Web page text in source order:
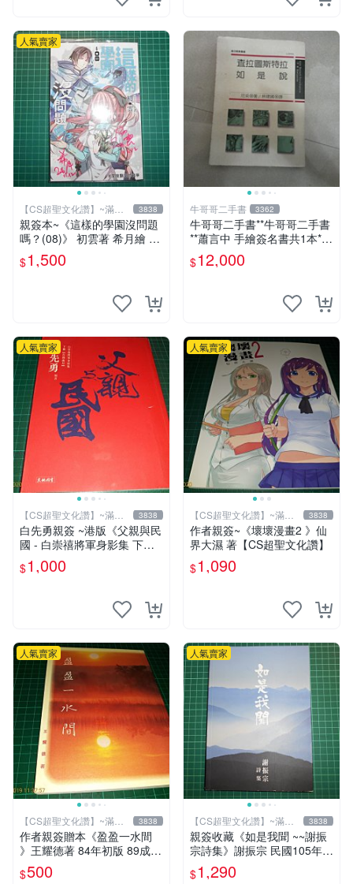
人氣賣家
【CS超聖文化讚】~滿千
元送運
3838
親簽本~《這樣的學園沒問題
嗎？(08)》 初雲著 希月繪 飛
燕文創 書況新【CS超聖文化
2讚】
$1,500
牛哥哥二手書 3362
牛哥哥二手書**牛哥哥二手書
**蕭言中 手繪簽名書共1本*查
拉圖斯特拉如是說 尼采著19
89遠流一板共1本
$12,000
人氣賣家
【CS超聖文化讚】~滿千
元送運
3838
白先勇親簽 ~港版《父親與民
國 - 白崇禧將軍身影集 下
冊》白先勇編 天地出版 2012
年初版 .香港【CS超聖文化
$1,000
人氣賣家
【CS超聖文化讚】~滿千
元送運
3838
作者親簽~《壞壞漫畫2 》仙
界大濕 著【CS超聖文化讚】
$1,090
人氣賣家
【CS超聖文化讚】~滿千
元送運
3838
作者親簽贈本《盈盈一水間
》王耀德著 84年初版 89成新
【CS超聖文化讚】
$500
人氣賣家
【CS超聖文化讚】~滿千
元送運
3838
親簽收藏《如是我聞 ~~謝振
宗詩集》謝振宗 民國105年初
版【CS超聖文化2讚】
$1,290